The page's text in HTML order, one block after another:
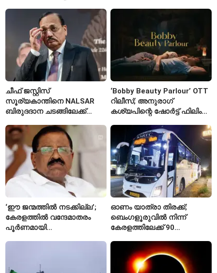
രണ്ടാമത്തെ സംഭവം
കാരണമെന്ന് മകൾ
ചീഫ് ജസ്റ്റിസ്
സൂര്യകാന്തിനെ NALSAR
ബിരുദദാന ചടങ്ങിലേക്ക്
വിദ്യാർഥികളുടെ എതിർപ്പ്
‘Bobby Beauty Parlour’ OTT
റിലീസ്; അനുരാഗ്
കശ്യപിന്റെ ഷോർട്ട് ഫിലിം
‘ഈ ജന്മത്തിൽ നടക്കില്ല’;
കേരളത്തിൽ വന്ദേമാതരം
പൂർണമായി
ഓണം യാത്രാ തിരക്ക്;
ബെംഗളൂരുവിൽ നിന്ന്
കേരളത്തിലേക്ക് 90